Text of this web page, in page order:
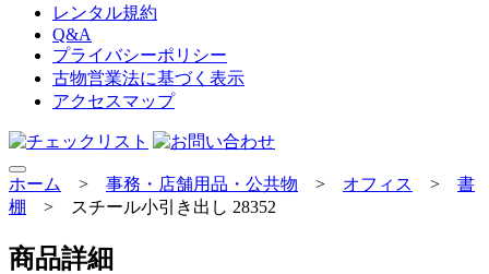
レンタル規約
Q&A
プライバシーポリシー
古物営業法に基づく表示
アクセスマップ
ホーム > 事務・店舗用品・公共物 > オフィス >
書
棚
> スチール小引き出し 28352
商品詳細